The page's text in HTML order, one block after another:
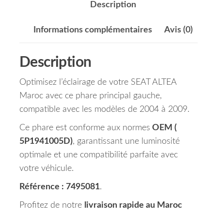
Description
Informations complémentaires Avis (0)
Description
Optimisez l’éclairage de votre SEAT ALTEA
Maroc avec ce phare principal gauche,
compatible avec les modèles de 2004 à 2009.
Ce phare est conforme aux normes OEM (
5P1941005D), garantissant une luminosité
optimale et une compatibilité parfaite avec
votre véhicule.
Référence : 7495081.
Profitez de notre livraison rapide au Maroc